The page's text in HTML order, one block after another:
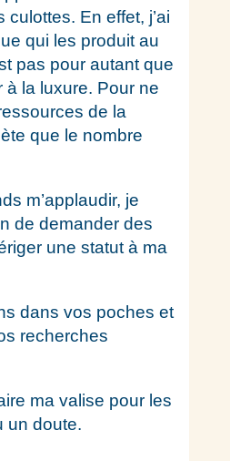
En effet, j’ai
qui les produit au
pas pour autant que
à la luxure. Pour ne
de la
que le nombre
m’applaudir, je
de demander des
une statut à ma
dans vos poches et
recherches
ma valise pour les
un doute.